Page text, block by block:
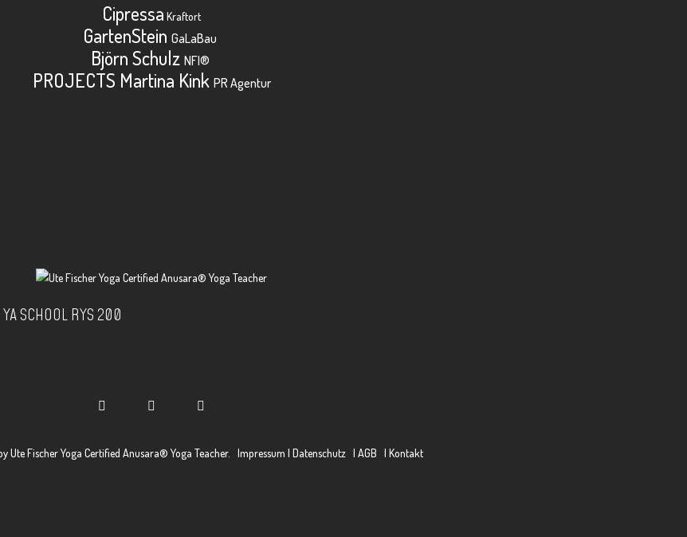
Cipressa Kraftort
GartenStein GaLaBau
Björn Schulz NFI®
PROJECTS Martina Kink PR Agentur
Ute Fischer Yoga Certified Anusara® Yoga Teacher. Impressum | Datenschutz | AGB | Kontakt